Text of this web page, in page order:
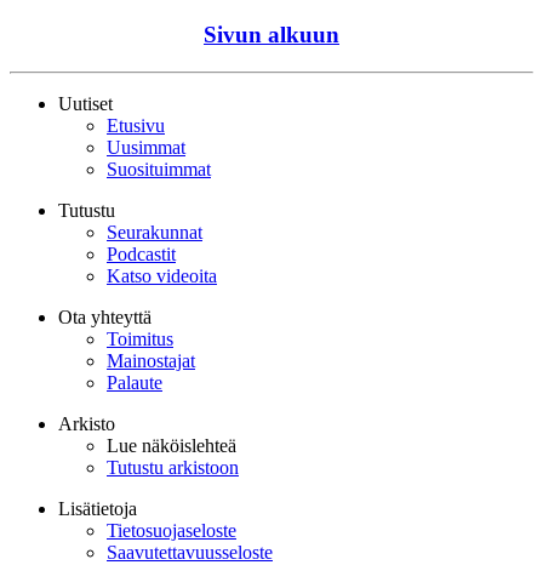
Sivun alkuun
Uutiset
Etusivu
Uusimmat
Suosituimmat
Tutustu
Seurakunnat
Podcastit
Katso videoita
Ota yhteyttä
Toimitus
Mainostajat
Palaute
Arkisto
Lue näköislehteä
Tutustu arkistoon
Lisätietoja
Tietosuojaseloste
Saavutettavuusseloste